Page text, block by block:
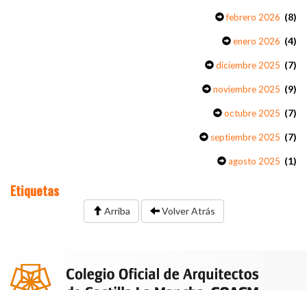
febrero 2026 (8)
enero 2026 (4)
diciembre 2025 (7)
noviembre 2025 (9)
octubre 2025 (7)
septiembre 2025 (7)
agosto 2025 (1)
Etiquetas
Arriba Volver Atrás